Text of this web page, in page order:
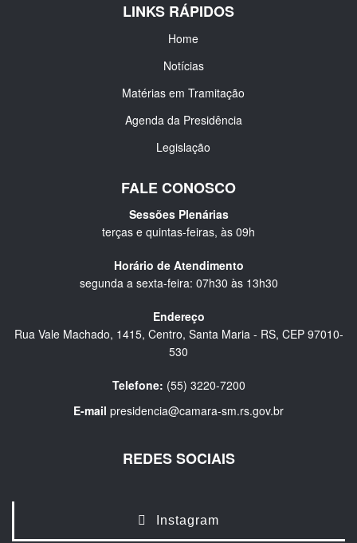
LINKS RÁPIDOS
Home
Notícias
Matérias em Tramitação
Agenda da Presidência
Legislação
FALE CONOSCO
Sessões Plenárias
terças e quintas-feiras, às 09h
Horário de Atendimento
segunda a sexta-feira: 07h30 às 13h30
Endereço
Rua Vale Machado, 1415, Centro, Santa Maria - RS, CEP 97010-
530
Telefone: (55) 3220-7200
E-mail presidencia@camara-sm.rs.gov.br
REDES SOCIAIS
Instagram